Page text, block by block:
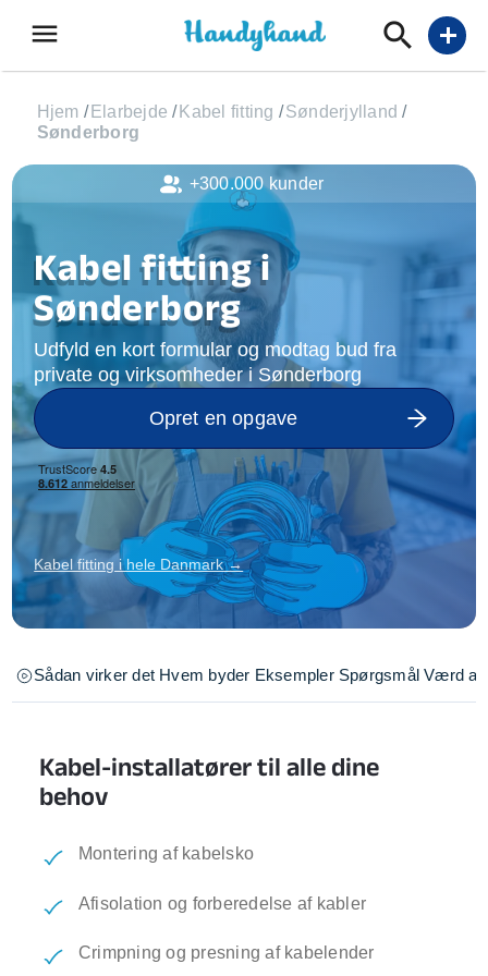
menu add
Hjem / Elarbejde / Kabel fitting /Sønderjylland /
Sønderborg
Kabel fitting i
Sønderborg
Udfyld en kort formular og modtag bud fra
private og virksomheder i Sønderborg
Opret en opgave
Kabel fitting i hele Danmark →
Sådan virker det Hvem byder Eksempler Spørgsmål Værd at
Kabel-installatører til alle dine
behov
Montering af kabelsko
Afisolation og forberedelse af kabler
Crimpning og presning af kabelender
+300.000 kunder